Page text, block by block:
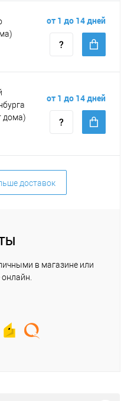
от 1 до 14 дней
дома)
от 1 до 14 дней
доставок
в магазине или